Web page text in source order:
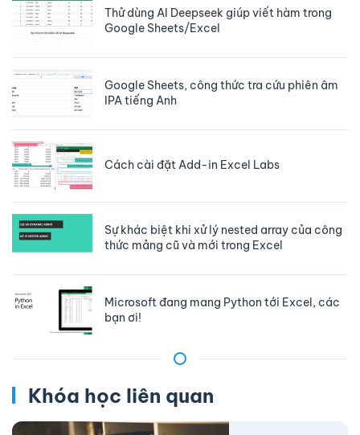
Thử dùng AI Deepseek giúp viết hàm trong
Google Sheets/Excel
Google Sheets, công thức tra cứu phiên âm
IPA tiếng Anh
Cách cài đặt Add-in Excel Labs
Sự khác biệt khi xử lý nested array của công
thức mảng cũ và mới trong Excel
Microsoft đang mang Python tới Excel, các
bạn ơi!
Khóa học liên quan